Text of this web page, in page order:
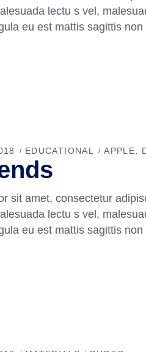
lectu s vel,
eu est mattis sagittis
EDUCATIONAL APPLE
sit amet, consectetur
lectu s vel,
eu est mattis sagittis